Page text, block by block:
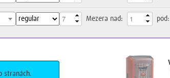
Mezera nad: pod:
stranách.